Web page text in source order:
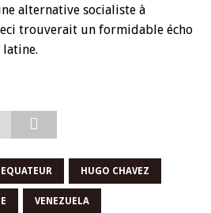
alternative socialiste à
trouverait un formidable écho
latine.
EQUATEUR HUGO CHAVEZ
VENEZUELA